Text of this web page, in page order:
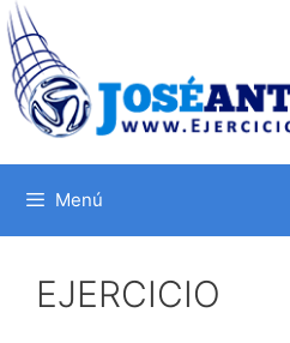
Saltar
al
contenido
Menú
EJERCICIO